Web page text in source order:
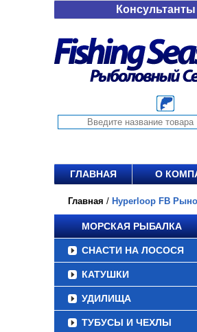
Консультанты
ГЛАВНАЯ О
Главная / Hyperloop FB
МОРСКАЯ РЫБАЛКА
СНАСТИ НА ЛОСОСЯ
КАТУШКИ
УДИЛИЩА
ТУБУСЫ И ЧЕХЛЫ